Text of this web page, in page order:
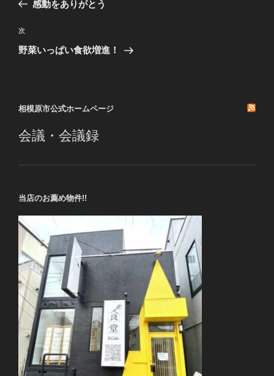
ビ
ゲ
ン
稿
感動をありがとう
次
の
次
野菜いっぱい食欲増進！
相模原市公式ホームページ
会議・会議録
当店のお薦め物件!!